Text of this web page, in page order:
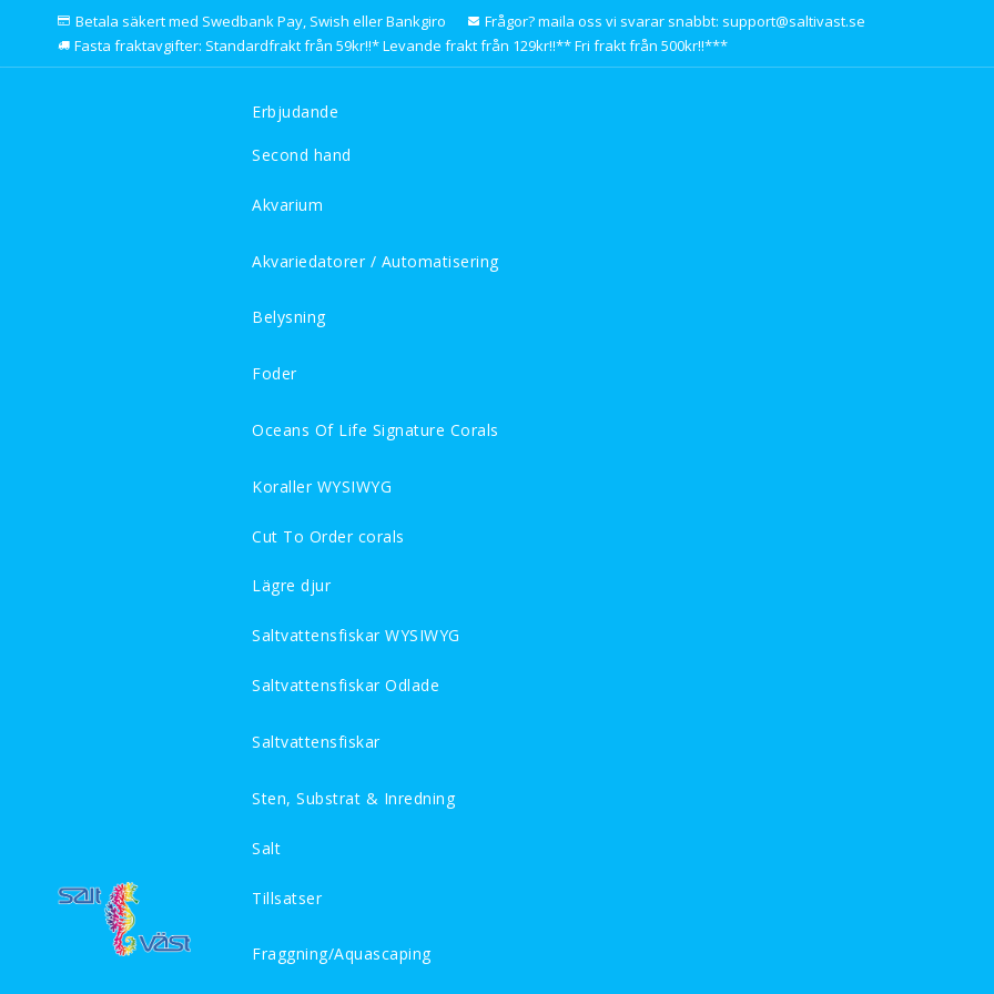
Betala säkert med Swedbank Pay, Swish eller Bankgiro
Frågor? maila oss vi svarar snabbt: support@saltivast.se
Fasta fraktavgifter: Standardfrakt från 59kr!!* Levande frakt från 129kr!!** Fri frakt från 500kr!!***
Erbjudande
Second hand
Akvarium
Akvariedatorer / Automatisering
Belysning
Foder
Oceans Of Life Signature Corals
Koraller WYSIWYG
Cut To Order corals
Lägre djur
Saltvattensfiskar WYSIWYG
Saltvattensfiskar Odlade
Saltvattensfiskar
Sten, Substrat & Inredning
Salt
Tillsatser
Fraggning/Aquascaping